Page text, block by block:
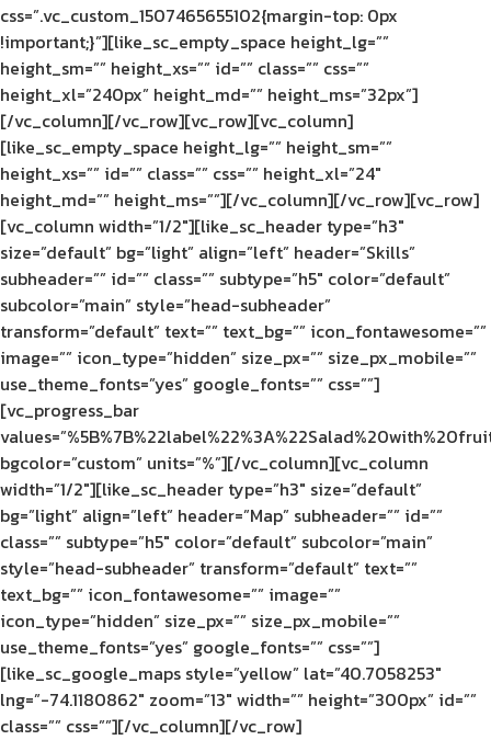
css=”.vc_custom_1507465655102{margin-top: 0px
!important;}”][like_sc_empty_space height_lg=””
height_sm=”” height_xs=”” id=”” class=”” css=””
height_xl=”240px” height_md=”” height_ms=”32px”]
[/vc_column][/vc_row][vc_row][vc_column]
[like_sc_empty_space height_lg=”” height_sm=””
height_xs=”” id=”” class=”” css=”” height_xl=”24″
height_md=”” height_ms=””][/vc_column][/vc_row][vc_row]
[vc_column width=”1/2″][like_sc_header type=”h3″
size=”default” bg=”light” align=”left” header=”Skills”
subheader=”” id=”” class=”” subtype=”h5″ color=”default”
subcolor=”main” style=”head-subheader”
transform=”default” text=”” text_bg=”” icon_fontawesome=””
image=”” icon_type=”hidden” size_px=”” size_px_mobile=””
use_theme_fonts=”yes” google_fonts=”” css=””]
[vc_progress_bar
bgcolor=”custom” units=”%”][/vc_column][vc_column
width=”1/2″][like_sc_header type=”h3″ size=”default”
bg=”light” align=”left” header=”Map” subheader=”” id=””
class=”” subtype=”h5″ color=”default” subcolor=”main”
style=”head-subheader” transform=”default” text=””
text_bg=”” icon_fontawesome=”” image=””
icon_type=”hidden” size_px=”” size_px_mobile=””
use_theme_fonts=”yes” google_fonts=”” css=””]
[like_sc_google_maps style=”yellow” lat=”40.7058253″
lng=”-74.1180862″ zoom=”13″ width=”” height=”300px” id=””
class=”” css=””][/vc_column][/vc_row]